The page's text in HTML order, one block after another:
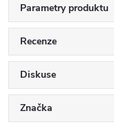
Parametry produktu
Recenze
Diskuse
Značka